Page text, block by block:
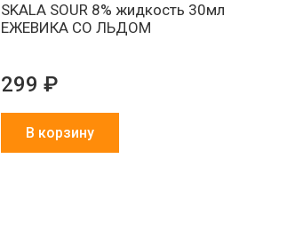
SKALA SOUR 8% жидкость 30мл
ЕЖЕВИКА СО ЛЬДОМ
299 ₽
В корзину